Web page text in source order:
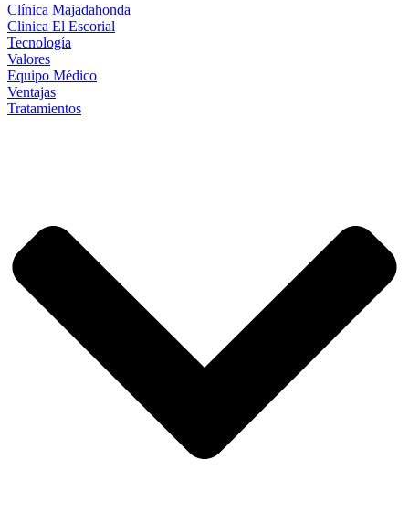
Clínica Majadahonda
Clinica El Escorial
Tecnología
Valores
Equipo Médico
Ventajas
Tratamientos